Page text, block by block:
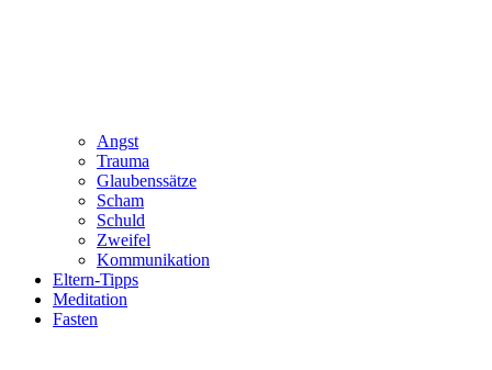
Angst
Trauma
Glaubenssätze
Scham
Schuld
Zweifel
Kommunikation
Eltern-Tipps
Meditation
Fasten